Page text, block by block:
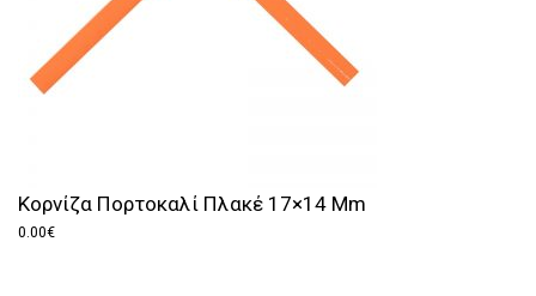
Κορνίζα Πορτοκαλί Πλακέ 17×14 Mm
0.00€